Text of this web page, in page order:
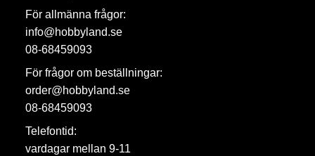
För allmänna frågor:
info@hobbyland.se
08-68459093
För frågor om beställningar:
order@hobbyland.se
08-68459093
Telefontid:
vardagar mellan 9-11